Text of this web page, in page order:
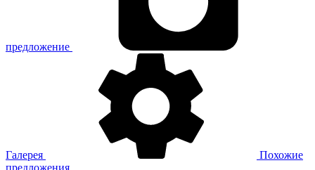
предложение
Галерея
Похожие
предложения